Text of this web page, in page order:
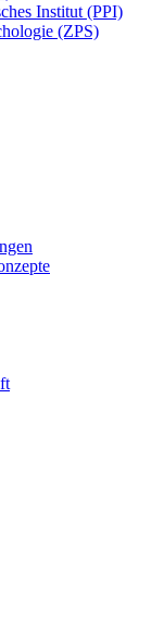
Institut (PPI)
(ZPS)